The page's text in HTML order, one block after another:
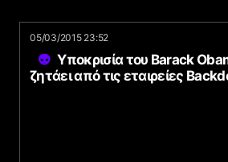
05/03/2015 23:52
Υποκρισία του Barack
ζητάει από τις εταιρείες